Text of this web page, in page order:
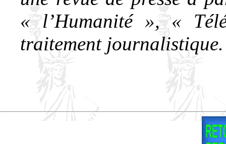
« l’Humanité », «
traitement journalistique.